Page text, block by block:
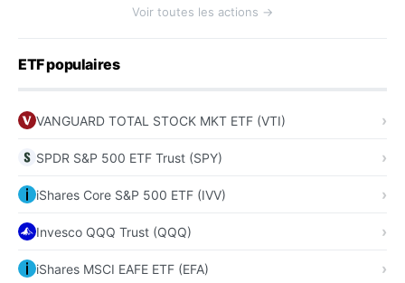
Voir toutes les actions →
ETF populaires
VANGUARD TOTAL STOCK MKT ETF (VTI)
SPDR S&P 500 ETF Trust (SPY)
iShares Core S&P 500 ETF (IVV)
Invesco QQQ Trust (QQQ)
iShares MSCI EAFE ETF (EFA)